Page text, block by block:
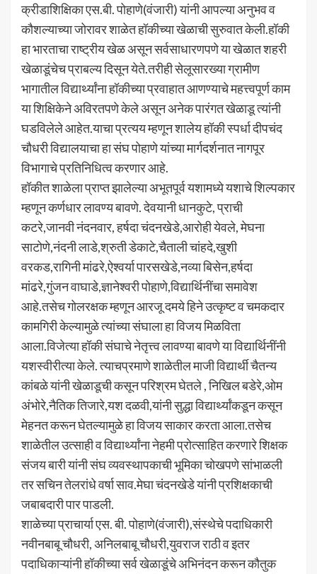
क्रीडाशिक्षिका एस.बी. पोहाणे(वंजारी) यांनी आपल्या अनुभव व
कौशल्याच्या जोरावर शाळेत हॉकीच्या खेळाची सुरुवात केली.हॉकी
हा भारताचा राष्ट्रीय खेळ असून सर्वसाधारणपणे या खेळात शहरी
खेळाडूंचेच प्राबल्य दिसून येते.तरीही सेलूसारख्या ग्रामीण
भागातील विद्यार्थ्यांना हॉकीच्या प्रवाहात आणण्याचे महत्त्वपूर्ण काम
या शिक्षिकेने अविरतपणे केले असून अनेक पारंगत खेळाडू त्यांनी
घडविलेले आहेत.याचा प्रत्यय म्हणून शालेय हॉकी स्पर्धा दीपचंद
चौधरी विद्यालयाचा हा संघ पोहाणे यांच्या मार्गदर्शनात नागपूर
विभागाचे प्रतिनिधित्व करणार आहे.
हॉकीत शाळेला प्राप्त झालेल्या अभूतपूर्व यशामध्ये यशाचे शिल्पकार
म्हणून कर्णधार लावण्य बावणे. देवयानी धानकुटे, प्राची
कटरे,जानवी नंदनवार, हर्षदा चंदनखेडे,आरोही येवले, मेघना
साटोणे,नंदनी लाडे,श्रुती डेकाटे,चैताली चांहदे,खुशी
वरकड,रागिनी मांढरे,ऐश्वर्या पारसखेडे,नव्या बिसेन,हर्षदा
मांढरे,गुंजन वाघाडे,ज्ञानेश्वरी पोहाणे,विद्यार्थिनींचा समावेश
आहे.तसेच गोलरक्षक म्हणून आरजू दमये हिने उत्कृष्ट व चमकदार
कामगिरी केल्यामुळे त्यांच्या संघाला हा विजय मिळविता
आला.विजेत्या हॉकी संघाचे नेतृत्त्व लावण्या बावणे या विद्यार्थिनींनी
यशस्वीरीत्या केले. त्याचप्रमाणे शाळेतील माजी विद्यार्थी चैतन्य
कांबळे यांनी खेळाडूची कसून परिश्रम घेतले , निखिल बडेरे,ओम
अंभोरे,नैतिक तिजारे,यश दळवी,यांनी सुद्धा विद्यार्थ्यांकडून कसून
मेहनत करून घेतल्यामुळे हा विजय साकार करता आला.तसेच
शाळेतील उत्साही व विद्यार्थ्यांना नेहमी प्रोत्साहित करणारे शिक्षक
संजय बारी यांनी संघ व्यवस्थापकाची भूमिका चोखपणे सांभाळली
तर सचिन तेलरांधे वर्षा साव.मेघा चंदनखेडे यांनी प्रशिक्षकाची
जबाबदारी पार पाडली.
शाळेच्या प्राचार्या एस. बी. पोहाणे(वंजारी),संस्थेचे पदाधिकारी
नवीनबाबू चौधरी, अनिलबाबू चौधरी,युवराज राठी व इतर
पदाधिकाऱ्यांनी हॉकीच्या सर्व खेळाडूंचे अभिनंदन करून कौतुक